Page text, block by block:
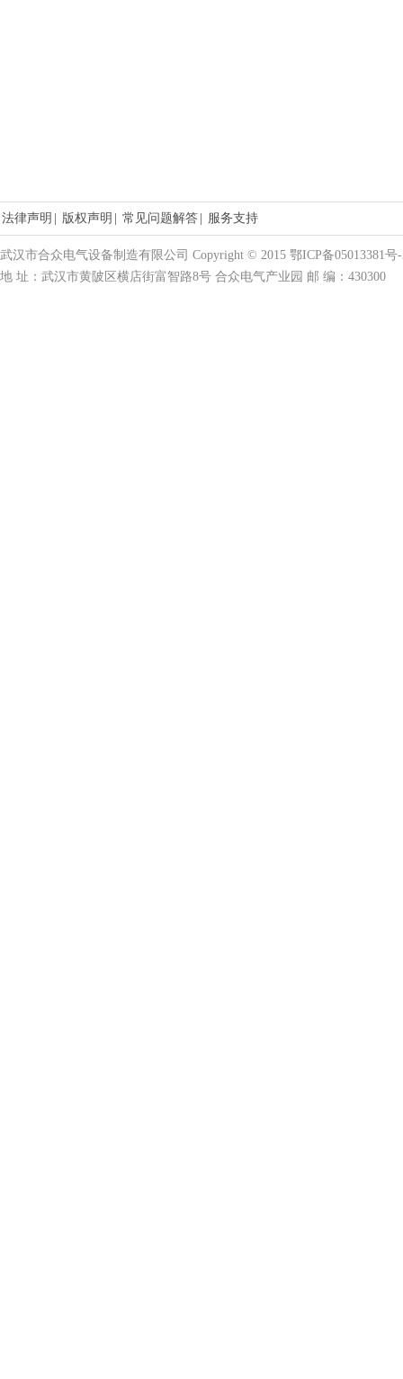
法律声明 版权声明 常见问题解答 服务支持
武汉市合众电气设备制造有限公司 Copyright © 2015 鄂ICP备05013381号
地 址：武汉市黄陂区横店街富智路8号 合众电气产业园 邮 编：430300